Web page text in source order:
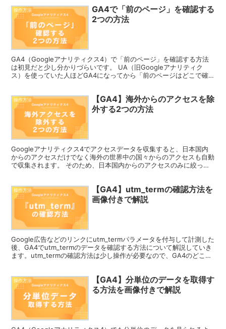
操作方法
GA4で「前のページ」を確認する
2つの方法
GA4（Googleアナリティクス4）で「前のページ」を確認する方法
は初見だと少し分かりづらいです。 UA（旧Googleアナリティク
ス）を使っていた人ほどGA4になってから「前のページはどこで確
操作方法
【GA4】海外からのアクセスを除
外する2つの方法
Googleアナリティクス4でアクセスデータを収集すると、日本国内
からのアクセスだけでなく海外の世界中の国々からのアクセスも自動
で収集されます。 そのため、日本国内からのアクセスのみに絞って
操作方法
【GA4】utm_termの確認方法を
画像付きで解説
Google広告などのリンクにutm_termパラメータを付与して計測した
後、GA4でutm_termのデータを確認する方法について解説していき
ます。utm_termの確認方法は少し操作が必要なので、GA4のどこで
操作方法
【GA4】分単位のデータを取得す
る方法を画像付きで解説